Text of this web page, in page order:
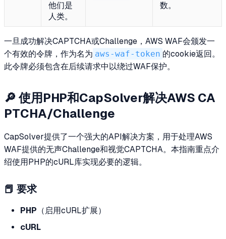
他们是
人类。
数。
一旦成功解决CAPTCHA或Challenge，AWS WAF会颁发一
个有效的令牌，作为名为 aws-waf-token 的cookie返回。
此令牌必须包含在后续请求中以绕过WAF保护。
🔎 使用PHP和CapSolver解决AWS CA
PTCHA/Challenge
CapSolver提供了一个强大的API解决方案，用于处理AWS
WAF提供的无声Challenge和视觉CAPTCHA。本指南重点介
绍使用PHP的cURL库实现必要的逻辑。
📕 要求
PHP （启用cURL扩展）
cURL